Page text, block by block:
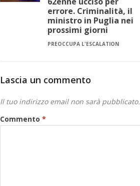
errore. Criminalità, il
ministro in Puglia nei
prossimi giorni
PREOCCUPA L'ESCALATION
Lascia un commento
Il tuo indirizzo email non sarà pubblicato.
Commento *